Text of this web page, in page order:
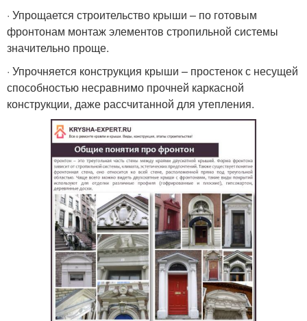
· Упрощается строительство крыши – по готовым
фронтонам монтаж элементов стропильной системы
значительно проще.
· Упрочняется конструкция крыши – простенок с несущей
способностью несравнимо прочней каркасной
конструкции, даже рассчитанной для утепления.